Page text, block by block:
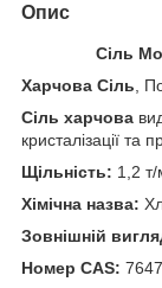
Опис
Сіль
Харчова Сіль ,
Сіль харчова
кристалізації та
Щільність: 1,2
Хімічна назва:
Зовнішній
Номер CAS: